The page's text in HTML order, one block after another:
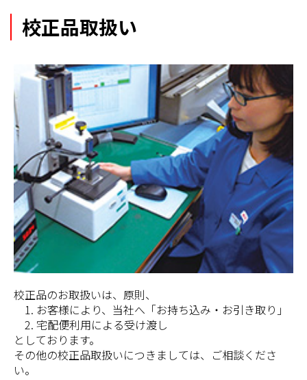
校正品取扱い
校正品のお取扱いは、原則、
1. お客様により、当社へ「お持ち込み・お引き取り」
2. 宅配便利用による受け渡し
としております。
その他の校正品取扱いにつきましては、ご相談くださ
い。